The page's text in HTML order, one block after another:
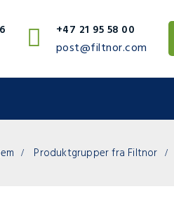
+47 21 95 58 00
post@filtnor.com
Produktgrupper fra Filtnor